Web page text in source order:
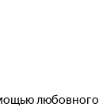
любовного